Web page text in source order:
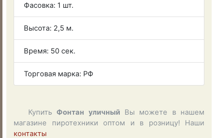
Фасовка: 1 шт.
Высота: 2,5 м.
Время: 50 сек.
Торговая марка: РФ
Купить Фонтан уличный Вы можете в нашем
магазине пиротехники оптом и в розницу! Наши
контакты